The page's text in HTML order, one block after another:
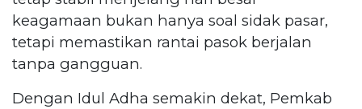
keagamaan bukan hanya soal sidak pasar,
tetapi memastikan rantai pasok berjalan
tanpa gangguan.
Dengan Idul Adha semakin dekat, Pemkab